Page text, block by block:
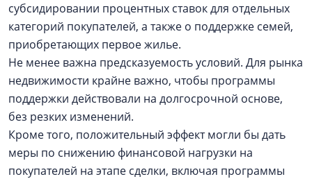
субсидировании процентных ставок для отдельных
категорий покупателей, а также о поддержке семей,
приобретающих первое жилье.
Не менее важна предсказуемость условий. Для рынка
недвижимости крайне важно, чтобы программы
поддержки действовали на долгосрочной основе,
без резких изменений.
Кроме того, положительный эффект могли бы дать
меры по снижению финансовой нагрузки на
покупателей на этапе сделки, включая программы